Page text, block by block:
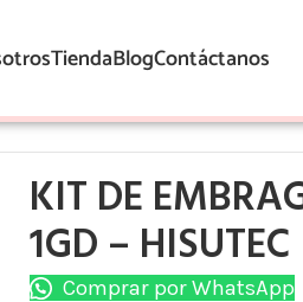
TiendaBlogContáctanos
KIT DE
1GD – HISUTEC
Comprar por WhatsApp